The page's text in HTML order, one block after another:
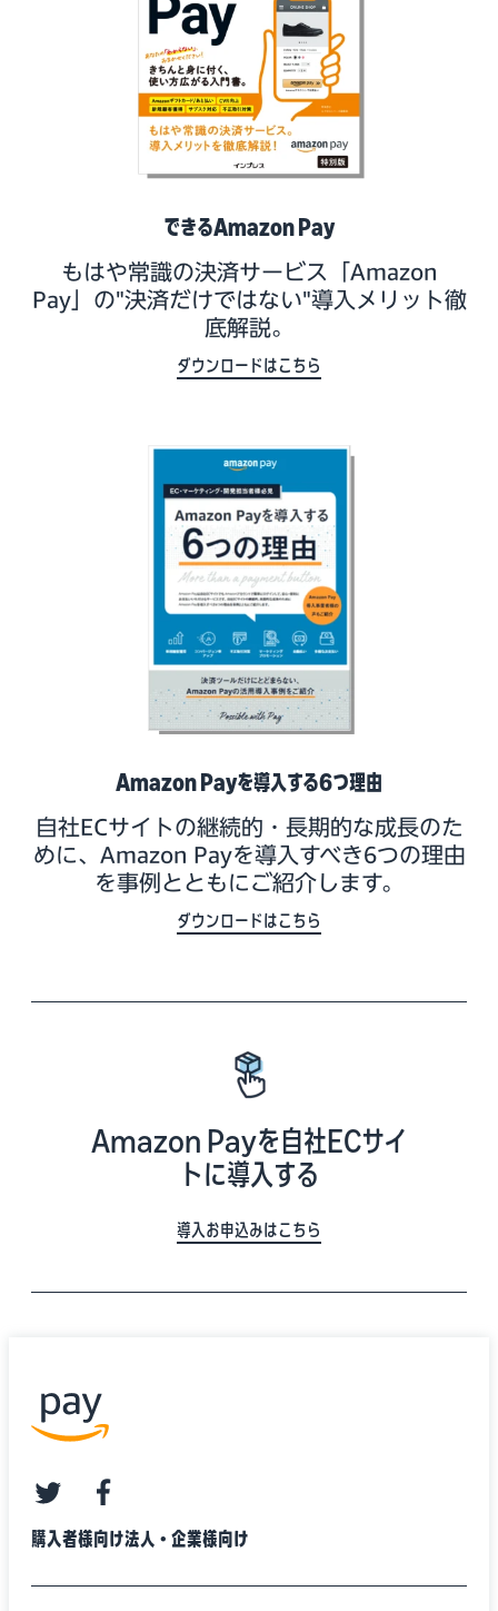
できるAmazon Pay
もはや常識の決済サービス「Amazon
Pay」の"決済だけではない"導入メリット徹
底解説。
ダウンロードはこちら
Amazon Payを導入する6つ理由
自社ECサイトの継続的・長期的な成長のた
めに、Amazon Payを導入すべき6つの理由
を事例とともにご紹介します。
ダウンロードはこちら
Amazon Payを自社ECサイ
トに導入する
導入お申込みはこちら
購入者様向け法人・企業様向け
twitterfacebook